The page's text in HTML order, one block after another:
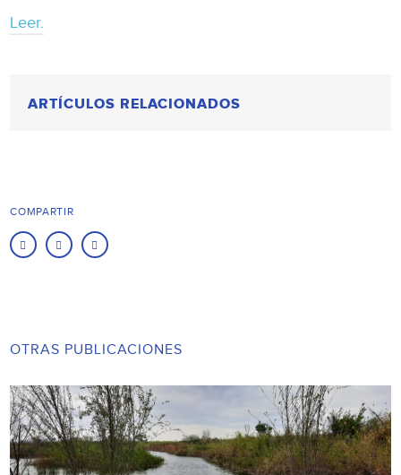
Leer.
ARTÍCULOS RELACIONADOS
COMPARTIR
OTRAS PUBLICACIONES